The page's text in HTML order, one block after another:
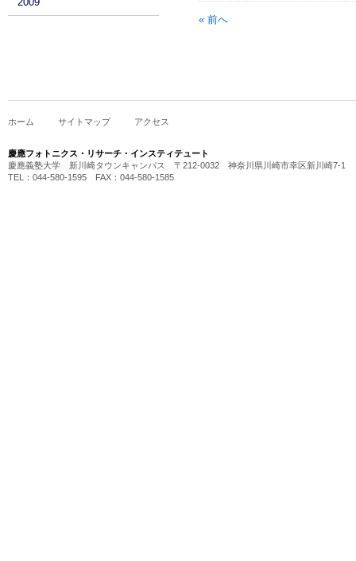
« 前へ
ホーム サイトマップ アクセス
慶應フォトニクス・リサーチ・インスティテュート
慶應義塾大学 新川崎タウンキャンパス 〒212-0032 神奈川県川崎市幸区新川崎7-1
TEL：044-580-1595 FAX：044-580-1585